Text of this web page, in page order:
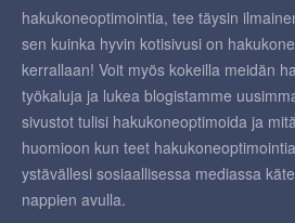
hakukoneoptimointia, tee täysin
sen kuinka hyvin kotisivusi on
kerrallaan! Voit myös kokeilla meidän
työkaluja ja lukea blogistamme
sivustot tulisi hakukoneoptimoida ja
huomioon kun teet
ystävällesi sosiaallisessa mediassa
nappien avulla.